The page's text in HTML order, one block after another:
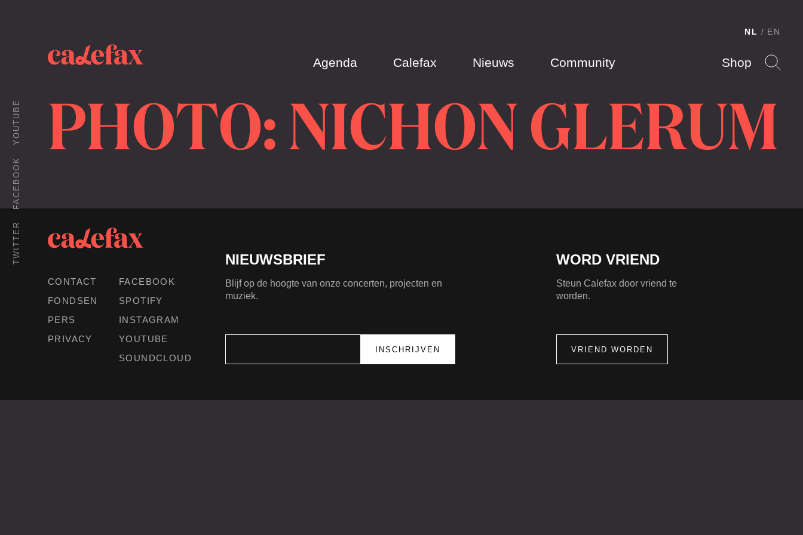
Agenda Calefax Nieuws Community Shop
NL EN
TWITTER
FACEBOOK
YOUTUBE PHOTO: NICHON GLERUM
CONTACT
FONDSEN
PERS
PRIVACY
FACEBOOK
SPOTIFY
INSTAGRAM
YOUTUBE
SOUNDCLOUD
NIEUWSBRIEF
Blijf op de hoogte van onze concerten, projecten en
muziek.
WORD VRIEND
Steun Calefax door vriend te
worden.
VRIEND WORDEN